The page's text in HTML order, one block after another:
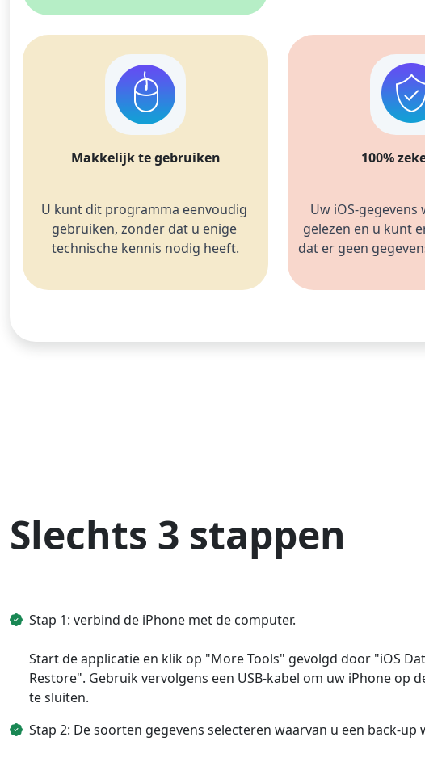
Makkelijk te gebruiken
U kunt dit programma eenvoudig
gebruiken, zonder dat u enige
technische kennis nodig heeft.
100%
Uw iOS-gegevens
gelezen en u kunt
dat er geen
Slechts 3 stappen
Stap 1: verbind de iPhone met de computer.
Start de applicatie en klik op "More Tools" gevolgd door "iOS
Restore". Gebruik vervolgens een USB-kabel om uw iPhone op
te sluiten.
Stap 2: De soorten gegevens selecteren waarvan u een back-up